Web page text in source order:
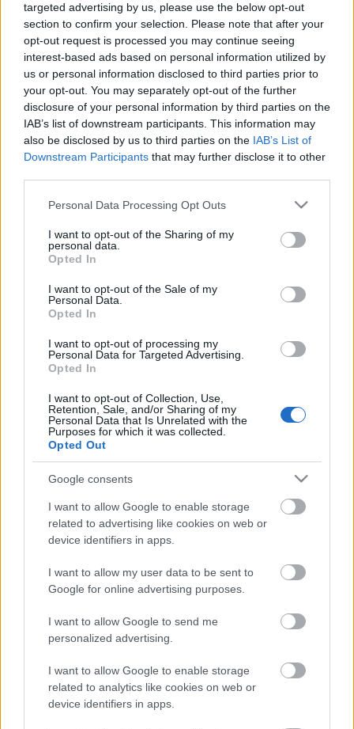
targeted advertising by us, please use the below opt-out
section to confirm your selection. Please note that after your
opt-out request is processed you may continue seeing
interest-based ads based on personal information utilized by
us or personal information disclosed to third parties prior to
your opt-out. You may separately opt-out of the further
disclosure of your personal information by third parties on the
IAB’s list of downstream participants. This information may
also be disclosed by us to third parties on the IAB’s List of
Downstream Participants that may further disclose it to other
Please note that this website/app uses one or more Google
not limited to your visit or usage behaviour. You may click to
grant or deny consent to Google and its third-party tags to
use your data for below specified purposes in below Google
consent section.
Personal Data Processing Opt Outs
I want to opt-out of the Sharing of my
personal data.
Opted In
I want to opt-out of the Sale of my
Personal Data.
Opted In
I want to opt-out of processing my
Personal Data for Targeted Advertising.
Opted In
I want to opt-out of Collection, Use,
Retention, Sale, and/or Sharing of my
Personal Data that Is Unrelated with the
Purposes for which it was collected.
Opted Out
Google consents
I want to allow Google to enable storage
related to advertising like cookies on web or
device identifiers in apps.
I want to allow my user data to be sent to
Google for online advertising purposes.
I want to allow Google to send me
personalized advertising.
I want to allow Google to enable storage
related to analytics like cookies on web or
device identifiers in apps.
aiuto del fiero PNG Zahir e della sua città di origine,
Hiraja, assediata da un misterioso e temibile nemico.
Assicurati di fare scorta d'acqua, perché farà molto
caldo! Ti attendono dune a perdita d'occhio, tempeste
di sabbia vorticose, templi misteriosi e nemici
leggendari. Queste sabbie sono infide e alcuni
avversari compariranno solo in determinate
condizioni...
Gli antichi Shadaiqan, l'indigeno popolo serpente,
sono a guardia di un'arena grandiosa. Solo i guerrieri
più impavidi riusciranno a raggiungere le Voragini del
trapasso. I pochi in grado di superare le trappole
mortali e di sopravvivere ai pericoli rimarranno
comunque segnati per sempre nello spirito e nel
corpo. Un corpo adornato da un'armatura d'oro e armi
drammatica sfida e a impossessarti della
ricompensa?